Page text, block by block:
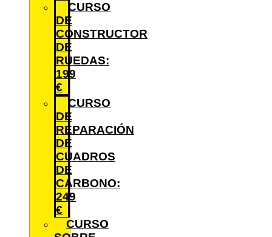
CURSO
DE
CONSTRUCTOR
DE
RUEDAS:
199
€
CURSO
DE
REPARACIÓN
DE
CUADROS
DE
CARBONO:
249
€
CURSO